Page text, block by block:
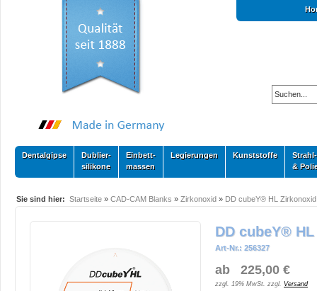
Dentalgipse
Dublier-
silikone
Einbett-
massen
Legierungen Kunststoffe
Strahl-
&
Sie sind hier: Startseite » CAD-CAM Blanks » Zirkonoxid » DD cubeY® HL Zirkonoxid
DD cubeY®
Art-Nr.: 256327
ab 225,00 €
zzgl. 19% MwSt. zzgl. Versand